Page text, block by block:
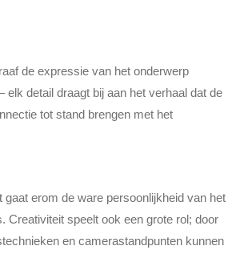
de expressie van het onderwerp
detail draagt bij aan het verhaal dat de
tot stand brengen met het
erom de ware persoonlijkheid van het
Creativiteit speelt ook een grote rol; door
en camerastandpunten kunnen